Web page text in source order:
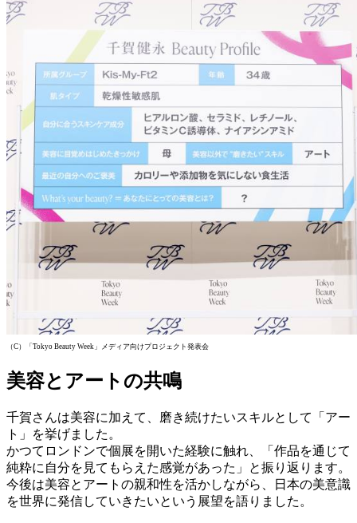
（C）「Tokyo Beauty Week」メディア向けプロジェクト発表会
美容とアートの共鳴
千賀さんは美容に加えて、磨き続けたいスキルとして「アー
ト」を挙げました。
かつてロンドンで個展を開いた経験に触れ、「作品を通じて
純粋に自分を見てもらえた感覚があった」と振り返ります。
今後は美容とアートの親和性を活かしながら、日本の美意識
を世界に発信していきたいという展望を語りました。